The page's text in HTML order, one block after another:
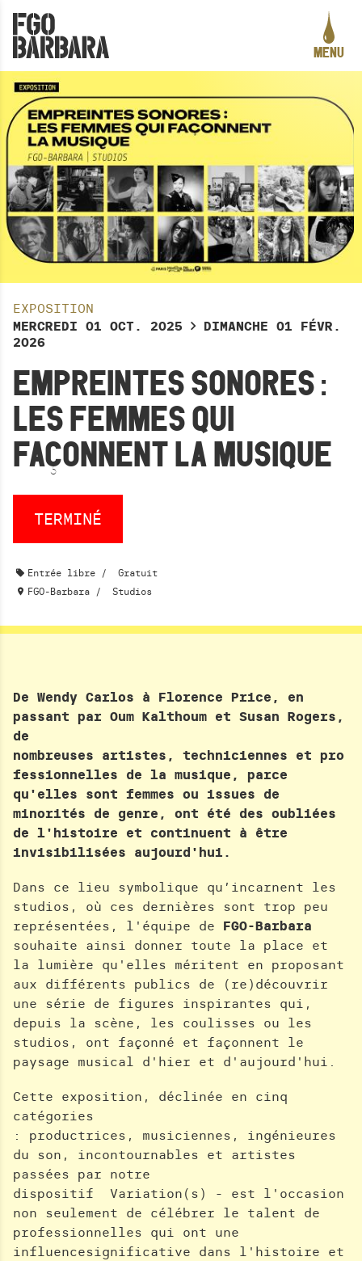
MENU
PROGRAMMATION
LE PROJET
ACTION CULTURELLE
CRÉATION ARTISTIQUE
PRATIQUES ASSOCIATIVES
STUDIOS
INFOS PRATIQUES
BAR RESTAURATION
PRIVATISATION
ESPACE PRO
h L
EXPOSITION
MERCREDI 01 OCT. 2025 DIMANCHE 01 FÉVR.
2026
EMPREINTES SONORES :
LES FEMMES QUI
FAÇONNENT LA MUSIQUE
TERMINÉ
Entrée libre
Gratuit
FGO-Barbara
Studios
De Wendy Carlos à Florence Price, en
passant par Oum Kalthoum et Susan Rogers,
de
nombreuses artistes, techniciennes et pro
fessionnelles de la musique, parce
qu'elles sont femmes ou issues de
minorités de genre, ont été des oubliées
de l'histoire et continuent à être
invisibilisées aujourd'hui.
Dans ce lieu symbolique qu’incarnent les
studios, où ces dernières sont trop peu
représentées, l'équipe de FGO-Barbara
souhaite ainsi donner toute la place et
la lumière qu'elles méritent en proposant
aux différents publics de (re)découvrir
une série de figures inspirantes qui,
depuis la scène, les coulisses ou les
studios, ont façonné et façonnent le
paysage musical d'hier et d'aujourd'hui.
Cette exposition, déclinée en cinq
catégories
: productrices, musiciennes, ingénieures
du son, incontournables et artistes
passées par notre
dispositif Variation(s) - est l'occasion
non seulement de célébrer le talent de
professionnelles qui ont une
influencesignificative dans l'histoire et